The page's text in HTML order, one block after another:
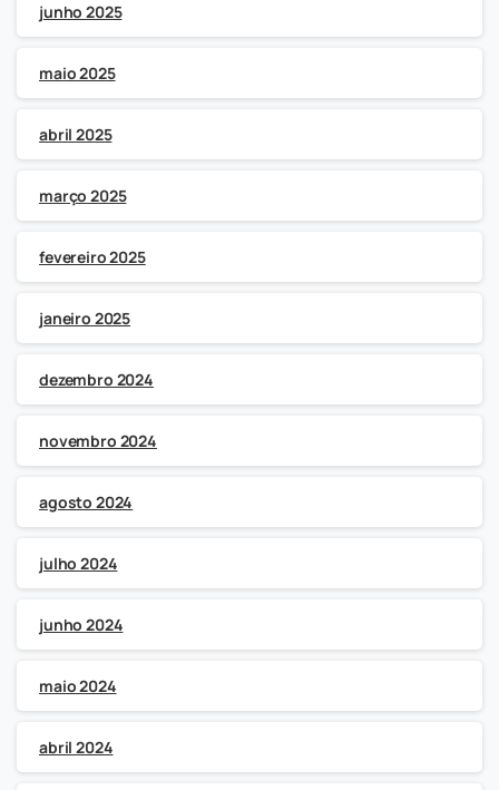
junho 2025
maio 2025
abril 2025
março 2025
fevereiro 2025
janeiro 2025
dezembro 2024
novembro 2024
agosto 2024
julho 2024
junho 2024
maio 2024
abril 2024